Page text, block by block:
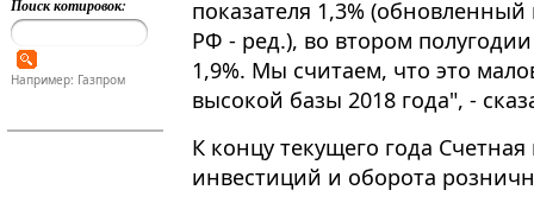
Поиск котировок:
Например: Газпром
показателя 1,3%
РФ - ред.), во втором
1,9%. Мы считаем, что это
высокой базы 2018 года", -
К концу текущего года
инвестиций и оборота